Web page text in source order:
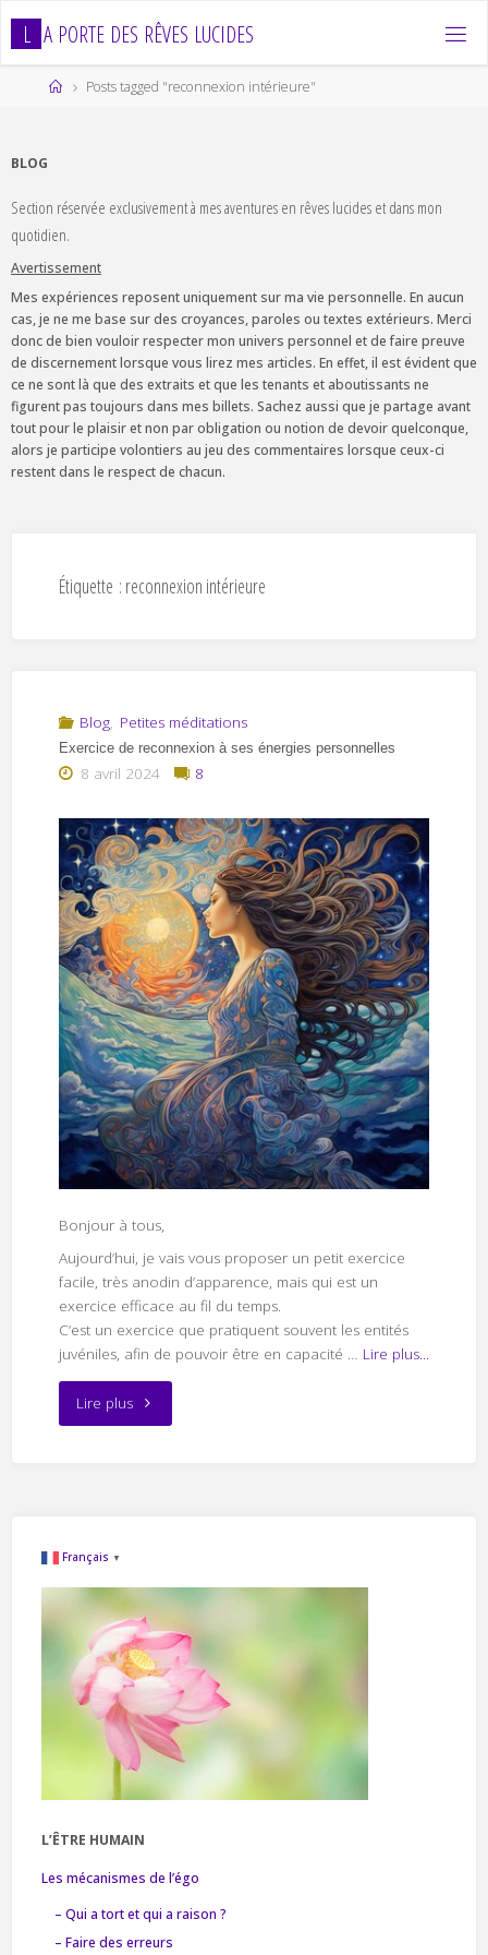
L A PORTE DES RÊVES LUCIDES
HomePosts tagged "reconnexion intérieure"
BLOG
Section réservée exclusivement à mes aventures en rêves lucides et dans mon
quotidien.
Avertissement
Mes expériences reposent uniquement sur ma vie personnelle. En aucun
cas, je ne me base sur des croyances, paroles ou textes extérieurs. Merci
donc de bien vouloir respecter mon univers personnel et de faire preuve
de discernement lorsque vous lirez mes articles. En effet, il est évident que
ce ne sont là que des extraits et que les tenants et aboutissants ne
figurent pas toujours dans mes billets. Sachez aussi que je partage avant
tout pour le plaisir et non par obligation ou notion de devoir quelconque,
alors je participe volontiers au jeu des commentaires lorsque ceux-ci
restent dans le respect de chacun.
Étiquette : reconnexion intérieure
Blog, Petites méditations
Exercice de reconnexion à ses énergies personnelles
8 avril 2024 8
Bonjour à tous,
Aujourd’hui, je vais vous proposer un petit exercice
facile, très anodin d’apparence, mais qui est un
exercice efficace au fil du temps.
C’est un exercice que pratiquent souvent les entités
juvéniles, afin de pouvoir être en capacité … Lire plus...
Lire plus"Exercice
énergies
personnelles"
Français ▼
L’ÊTRE HUMAIN
Les mécanismes de l’égo
– Qui a tort et qui a raison ?
– Faire des erreurs